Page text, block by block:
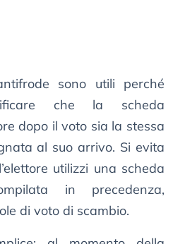
sono utili perché
che la scheda
dopo il voto sia la stessa
al suo arrivo. Si evita
utilizzi una scheda
in precedenza,
di voto di scambio.